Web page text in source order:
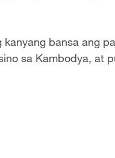
bansa ang
sa Kambodya, at